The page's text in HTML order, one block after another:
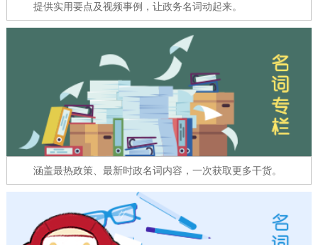
多语种
한국어
DEUTSCH FRANÇAIS РУССКИЙ ЯЗЫК
ESPAÑOL العربية PORTUGUÊS
回到顶部
提供实用要点及视频事例，让政务名词动起来。
涵盖最热政策、最新时政名词内容，一次获取更多干货。